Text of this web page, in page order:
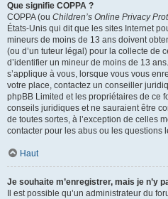
Que signifie COPPA ?
COPPA (ou Children’s Online Privacy
États-Unis qui dit que les sites Internet
mineurs de moins de 13 ans doivent
(ou d’un tuteur légal) pour la collecte de
d’identifier un mineur de moins de 13
s’applique à vous, lorsque vous vous
votre place, contactez un conseiller
phpBB Limited et les propriétaires de ce
conseils juridiques et ne sauraient être
de toutes sortes, à l’exception de celles
contacter pour les abus ou les questions
Haut
Je souhaite m’enregistrer, mais je n’y
Il est possible qu’un administrateur du